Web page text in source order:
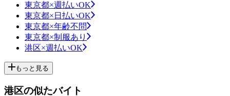
東京都×週払いOK
東京都×日払いOK
東京都×年齢不問
東京都×制服あり
港区×週払いOK
もっと見る
港区の似たバイト